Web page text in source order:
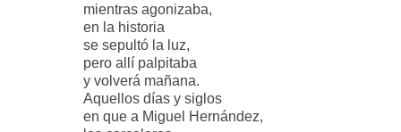
mientras agonizaba,
en la historia
se sepultó la luz,
pero allí palpitaba
y volverá mañana.
Aquellos días y siglos
en que a Miguel Hernández,